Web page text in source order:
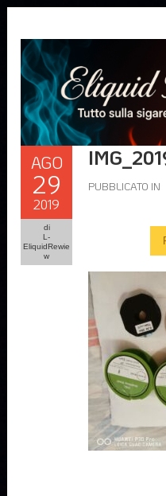
AGO
29
2019
di
L-
EliquidRewie
w
PUBBLICATO IN